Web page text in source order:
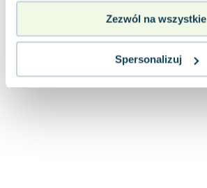
Zezwól na wszystkie
Spersonalizuj
Lorraine Warren
Lucinda Riley